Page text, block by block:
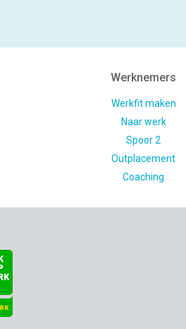
Werknemers
Werkfit maken
Naar werk
Spoor 2
Outplacement
Coaching